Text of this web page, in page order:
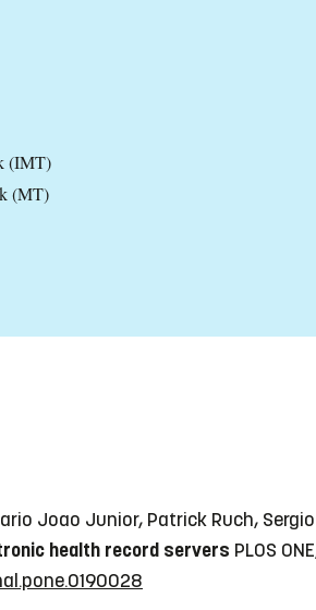
(IMT)
(MT)
Joao Junior, Patrick Ruch,
health record servers PLOS